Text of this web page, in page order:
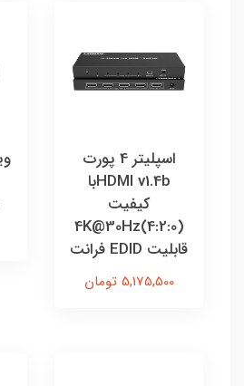
اسپلیتر 4 پورت
HDMI v1.4bبا
کیفیت
4K@30Hz(4:2:0)
قابلیت EDID فرانت
5,175,500 تومان